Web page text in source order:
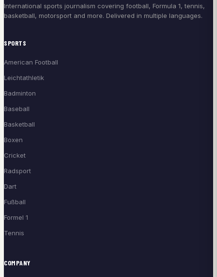
International sports journalism covering football, Formula 1, tennis,
basketball, motorsport and more. Delivered in multiple languages.
SPORTS
American Football
Leichtathletik
Badminton
Baseball
Basketball
Boxen
Cricket
Radsport
Dart
Fußball
Formel 1
Tennis
COMPANY